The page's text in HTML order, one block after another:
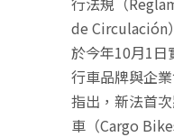
de Circulación
於今年10月1日
行車品牌與企業
指出，新法首
車（Cargo